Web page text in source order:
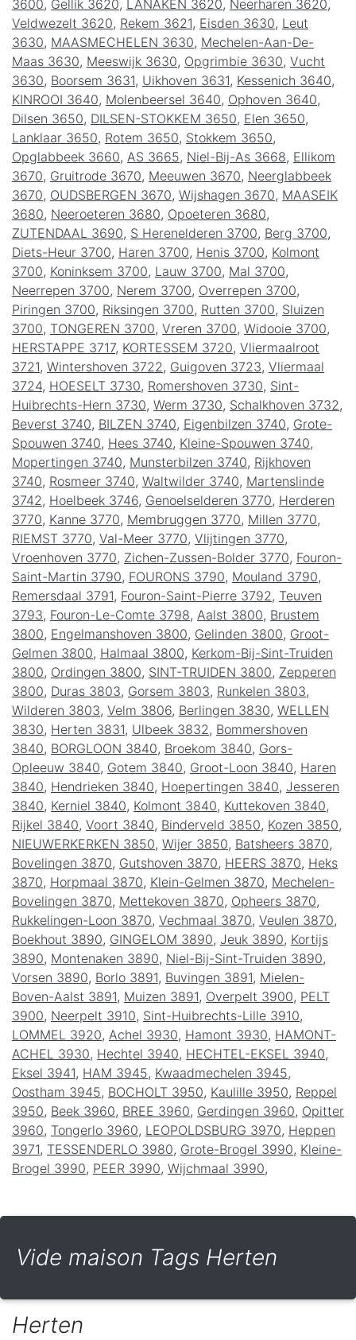
3600, Gellik 3620, LANAKEN 3620, Neerharen 3620,
Veldwezelt 3620, Rekem 3621, Eisden 3630, Leut
3630, MAASMECHELEN 3630, Mechelen-Aan-De-
Maas 3630, Meeswijk 3630, Opgrimbie 3630, Vucht
3630, Boorsem 3631, Uikhoven 3631, Kessenich 3640,
KINROOI 3640, Molenbeersel 3640, Ophoven 3640,
Dilsen 3650, DILSEN-STOKKEM 3650, Elen 3650,
Lanklaar 3650, Rotem 3650, Stokkem 3650,
Opglabbeek 3660, AS 3665, Niel-Bij-As 3668, Ellikom
3670, Gruitrode 3670, Meeuwen 3670, Neerglabbeek
3670, OUDSBERGEN 3670, Wijshagen 3670, MAASEIK
3680, Neeroeteren 3680, Opoeteren 3680,
ZUTENDAAL 3690, S Herenelderen 3700, Berg 3700,
Diets-Heur 3700, Haren 3700, Henis 3700, Kolmont
3700, Koninksem 3700, Lauw 3700, Mal 3700,
Neerrepen 3700, Nerem 3700, Overrepen 3700,
Piringen 3700, Riksingen 3700, Rutten 3700, Sluizen
3700, TONGEREN 3700, Vreren 3700, Widooie 3700,
HERSTAPPE 3717, KORTESSEM 3720, Vliermaalroot
3721, Wintershoven 3722 , Guigoven 3723, Vliermaal
3724, HOESELT 3730, Romershoven 3730, Sint-
Huibrechts-Hern 3730, Werm 3730, Schalkhoven 3732 ,
Beverst 3740, BILZEN 3740, Eigenbilzen 3740, Grote-
Spouwen 3740, Hees 3740, Kleine-Spouwen 3740,
Mopertingen 3740, Munsterbilzen 3740, Rijkhoven
3740, Rosmeer 3740, Waltwilder 3740, Martenslinde
3742 , Hoelbeek 3746, Genoelselderen 3770, Herderen
3770, Kanne 3770, Membruggen 3770, Millen 3770,
RIEMST 3770, Val-Meer 3770, Vlijtingen 3770,
Vroenhoven 3770, Zichen-Zussen-Bolder 3770, Fouron-
Saint-Martin 3790, FOURONS 3790, Mouland 3790,
Remersdaal 3791, Fouron-Saint-Pierre 3792 , Teuven
3793, Fouron-Le-Comte 3798, Aalst 3800, Brustem
3800, Engelmanshoven 3800, Gelinden 3800, Groot-
Gelmen 3800, Halmaal 3800, Kerkom-Bij-Sint-Truiden
3800, Ordingen 3800, SINT-TRUIDEN 3800, Zepperen
3800, Duras 3803, Gorsem 3803, Runkelen 3803,
Wilderen 3803, Velm 3806, Berlingen 3830, WELLEN
3830, Herten 3831, Ulbeek 3832 , Bommershoven
3840, BORGLOON 3840, Broekom 3840, Gors-
Opleeuw 3840, Gotem 3840, Groot-Loon 3840, Haren
3840, Hendrieken 3840, Hoepertingen 3840, Jesseren
3840, Kerniel 3840, Kolmont 3840, Kuttekoven 3840,
Rijkel 3840, Voort 3840, Binderveld 3850, Kozen 3850,
NIEUWERKERKEN 3850, Wijer 3850, Batsheers 3870,
Bovelingen 3870, Gutshoven 3870, HEERS 3870, Heks
3870, Horpmaal 3870, Klein-Gelmen 3870, Mechelen-
Bovelingen 3870, Mettekoven 3870, Opheers 3870,
Rukkelingen-Loon 3870, Vechmaal 3870, Veulen 3870,
Boekhout 3890, GINGELOM 3890, Jeuk 3890, Kortijs
3890, Montenaken 3890, Niel-Bij-Sint-Truiden 3890,
Vorsen 3890, Borlo 3891, Buvingen 3891, Mielen-
Boven-Aalst 3891, Muizen 3891, Overpelt 3900, PELT
3900, Neerpelt 3910, Sint-Huibrechts-Lille 3910,
LOMMEL 3920, Achel 3930, Hamont 3930, HAMONT-
ACHEL 3930, Hechtel 3940, HECHTEL-EKSEL 3940,
Eksel 3941, HAM 3945, Kwaadmechelen 3945,
Oostham 3945, BOCHOLT 3950, Kaulille 3950, Reppel
3950, Beek 3960, BREE 3960, Gerdingen 3960, Opitter
3960, Tongerlo 3960, LEOPOLDSBURG 3970, Heppen
3971, TESSENDERLO 3980, Grote-Brogel 3990, Kleine-
Brogel 3990, PEER 3990, Wijchmaal 3990,
Vide maison Tags Herten
Herten